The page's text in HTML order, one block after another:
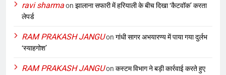
ravi sharmaon झालाना सफारी में हरियाली के बीच दिखा ‘कैटवॉक’ करता
लेपर्ड
RAM PRAKASH JANGUon गांधी सागर अभयारण्य में पाया गया दुर्लभ
‘स्याहगोश’
RAM PRAKASH JANGUon कस्टम विभाग ने बड़ी कार्रवाई करते हुए